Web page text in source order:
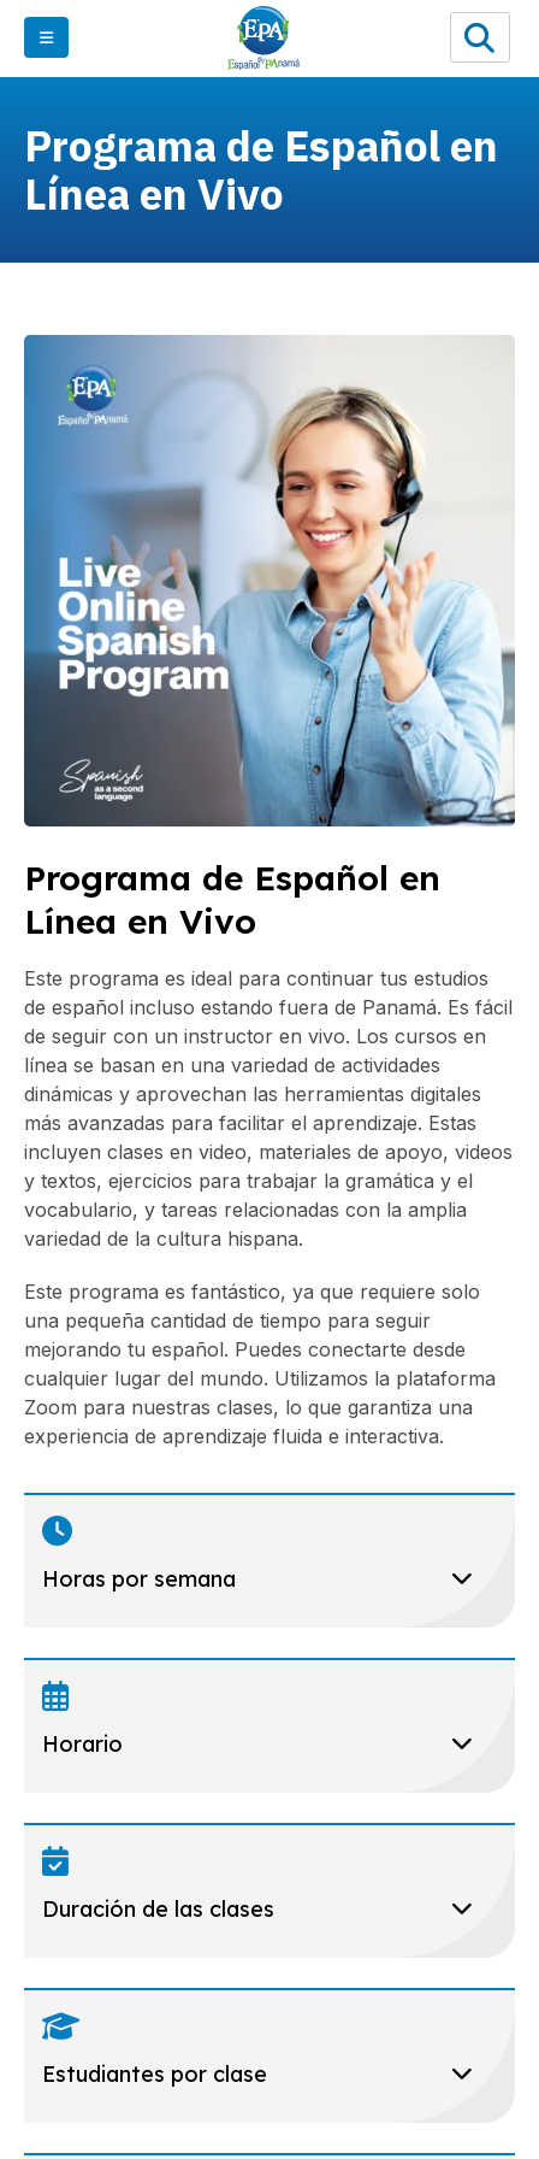
Programa de Español en
Línea en Vivo
Programa de Español en
Línea en Vivo
Este programa es ideal para continuar tus estudios
de español incluso estando fuera de Panamá. Es fácil
de seguir con un instructor en vivo. Los cursos en
línea se basan en una variedad de actividades
dinámicas y aprovechan las herramientas digitales
más avanzadas para facilitar el aprendizaje. Estas
incluyen clases en video, materiales de apoyo, videos
y textos, ejercicios para trabajar la gramática y el
vocabulario, y tareas relacionadas con la amplia
variedad de la cultura hispana.
Este programa es fantástico, ya que requiere solo
una pequeña cantidad de tiempo para seguir
mejorando tu español. Puedes conectarte desde
cualquier lugar del mundo. Utilizamos la plataforma
Zoom para nuestras clases, lo que garantiza una
experiencia de aprendizaje fluida e interactiva.
Horas por semana
Horario
Duración de las clases
Estudiantes por clase